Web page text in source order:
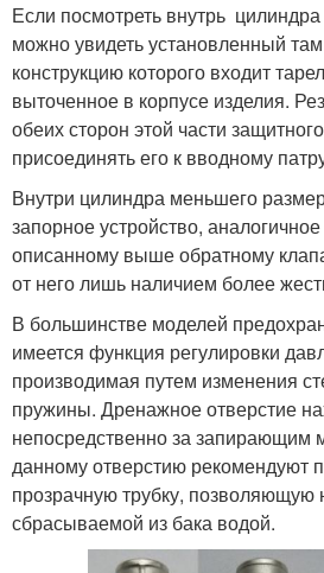
Если посмотреть внутрь
можно увидеть установленный
конструкцию которого входит
выточенное в корпусе изделия.
обеих сторон этой части
присоединять его к вводному
Внутри цилиндра меньшего
запорное устройство,
описанному выше обратному
от него лишь наличием более
В большинстве моделей
имеется функция регулировки
производимая путем изменения
пружины. Дренажное отверстие
непосредственно за запирающим
данному отверстию рекомендуют
прозрачную трубку, позволяющую
сбрасываемой из бака водой.